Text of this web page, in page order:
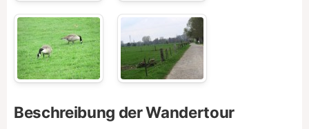
Beschreibung der Wandertour